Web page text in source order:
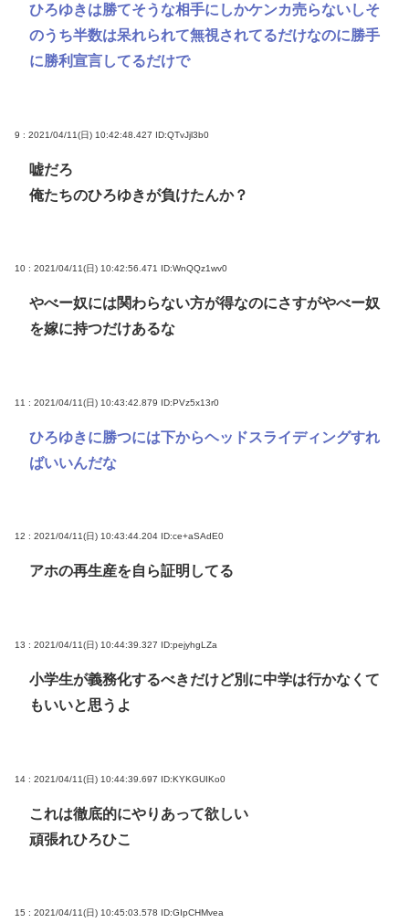
ひろゆきは勝てそうな相手にしかケンカ売らないしそ
のうち半数は呆れられて無視されてるだけなのに勝手
に勝利宣言してるだけで
9 : 2021/04/11(日) 10:42:48.427 ID:QTvJjl3b0
嘘だろ
俺たちのひろゆきが負けたんか？
10 : 2021/04/11(日) 10:42:56.471 ID:WnQQz1wv0
やべー奴には関わらない方が得なのにさすがやべー奴
を嫁に持つだけあるな
11 : 2021/04/11(日) 10:43:42.879 ID:PVz5x13r0
ひろゆきに勝つには下からヘッドスライディングすれ
ばいいんだな
12 : 2021/04/11(日) 10:43:44.204 ID:ce+aSAdE0
アホの再生産を自ら証明してる
13 : 2021/04/11(日) 10:44:39.327 ID:pejyhgLZa
小学生が義務化するべきだけど別に中学は行かなくて
もいいと思うよ
14 : 2021/04/11(日) 10:44:39.697 ID:KYKGUIKo0
これは徹底的にやりあって欲しい
頑張れひろひこ
15 : 2021/04/11(日) 10:45:03.578 ID:GIpCHMvea